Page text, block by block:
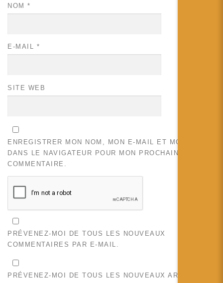
NOM *
E-MAIL *
SITE WEB
ENREGISTRER MON NOM, MON E-MAIL ET MON SITE
DANS LE NAVIGATEUR POUR MON PROCHAIN
COMMENTAIRE.
PRÉVENEZ-MOI DE TOUS LES NOUVEAUX
COMMENTAIRES PAR E-MAIL.
PRÉVENEZ-MOI DE TOUS LES NOUVEAUX ARTICLES